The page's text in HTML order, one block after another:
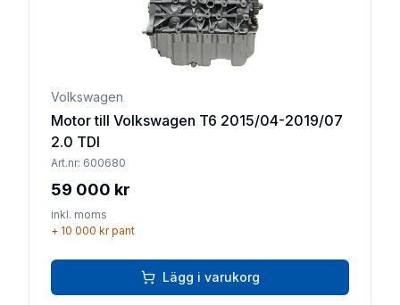
Volkswagen
Motor till Volkswagen T6 2015/04-2019/07
2.0 TDI
Art.nr: 600680
59 000 kr
inkl. moms
+ 10 000 krpant
Lägg i varukorg